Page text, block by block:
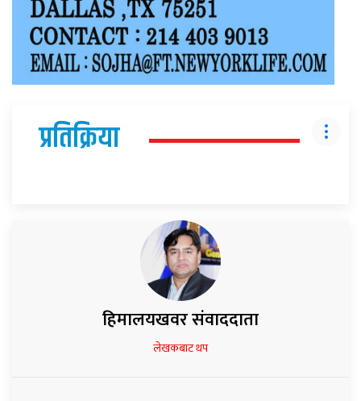
प्रतिक्रिया
हिमालयखवर संवाददाता
लेखकबाट थप